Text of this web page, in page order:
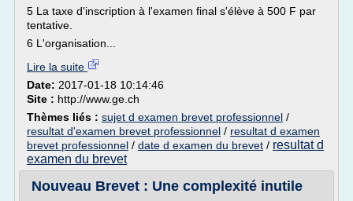
5 La taxe d'inscription à l'examen final s'élève à 500 F par
tentative.
6 L'organisation...
Lire la suite
Date: 2017-01-18 10:14:46
Site : http://www.ge.ch
Thèmes liés : sujet d examen brevet professionnel /
resultat d'examen brevet professionnel / resultat d examen
brevet professionnel / date d examen du brevet / resultat d
examen du brevet
Nouveau Brevet : Une complexité inutile